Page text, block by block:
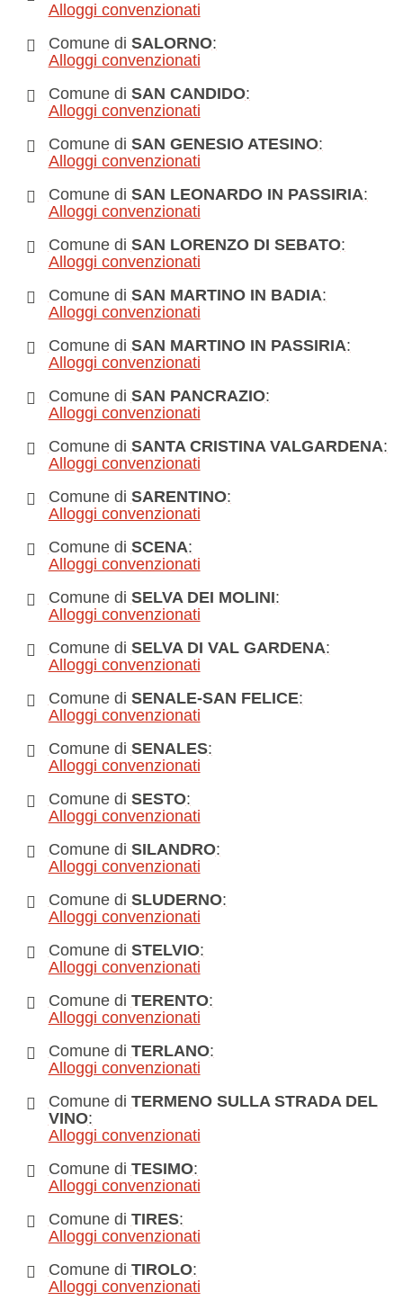
Alloggi convenzionati
Comune di SALORNO:
Alloggi convenzionati
Comune di SAN CANDIDO:
Alloggi convenzionati
Comune di SAN GENESIO ATESINO:
Alloggi convenzionati
Comune di SAN LEONARDO IN PASSIRIA:
Alloggi convenzionati
Comune di SAN LORENZO DI SEBATO:
Alloggi convenzionati
Comune di SAN MARTINO IN BADIA:
Alloggi convenzionati
Comune di SAN MARTINO IN PASSIRIA:
Alloggi convenzionati
Comune di SAN PANCRAZIO:
Alloggi convenzionati
Comune di SANTA CRISTINA VALGARDENA:
Alloggi convenzionati
Comune di SARENTINO:
Alloggi convenzionati
Comune di SCENA:
Alloggi convenzionati
Comune di SELVA DEI MOLINI:
Alloggi convenzionati
Comune di SELVA DI VAL GARDENA:
Alloggi convenzionati
Comune di SENALE-SAN FELICE:
Alloggi convenzionati
Comune di SENALES:
Alloggi convenzionati
Comune di SESTO:
Alloggi convenzionati
Comune di SILANDRO:
Alloggi convenzionati
Comune di SLUDERNO:
Alloggi convenzionati
Comune di STELVIO:
Alloggi convenzionati
Comune di TERENTO:
Alloggi convenzionati
Comune di TERLANO:
Alloggi convenzionati
Comune di TERMENO SULLA STRADA DEL
VINO:
Alloggi convenzionati
Comune di TESIMO:
Alloggi convenzionati
Comune di TIRES:
Alloggi convenzionati
Comune di TIROLO:
Alloggi convenzionati